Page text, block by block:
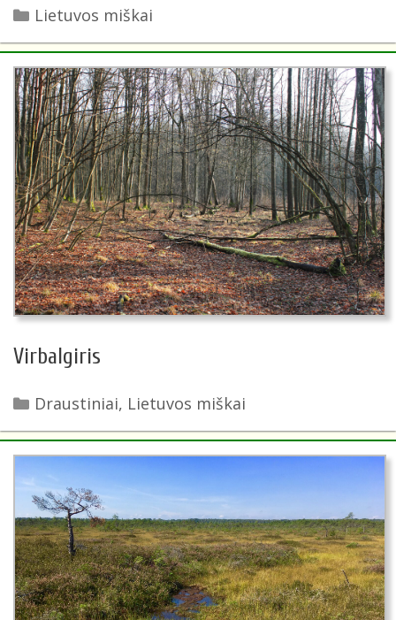
Kategorijos
Lietuvos miškai
Virbalgiris
Kategorijos
Draustiniai, Lietuvos miškai